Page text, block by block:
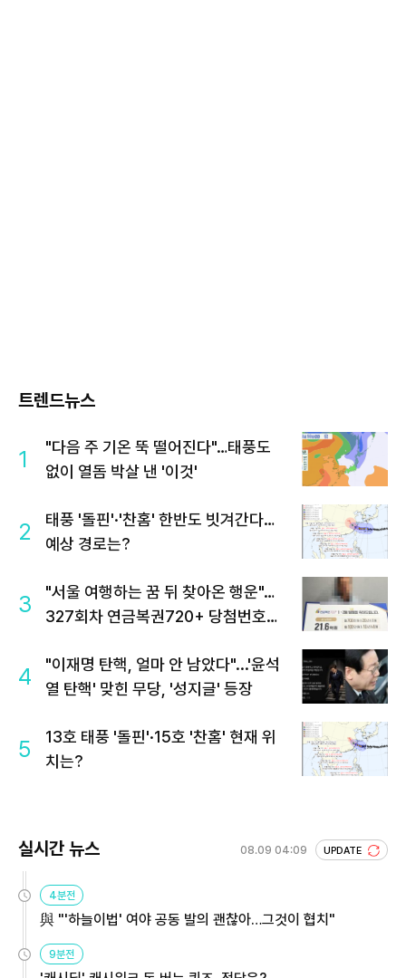
트렌드뉴스
1
"다음 주 기온 뚝 떨어진다"…태풍도
없이 열돔 박살 낸 '이것'
2
태풍 '돌핀'·'찬홈' 한반도 빗겨간다…
예상 경로는?
3
"서울 여행하는 꿈 뒤 찾아온 행운"…
327회차 연금복권720+ 당첨번호조
4
"이재명 탄핵, 얼마 안 남았다"...'윤석
열 탄핵' 맞힌 무당, '성지글' 등장
5
13호 태풍 '돌핀'·15호 '찬홈' 현재 위
치는?
실시간 뉴스 08.09 04:09 UPDATE
4분전
與 "'하늘이법' 여야 공동 발의 괜찮아…그것이 협치"
9분전